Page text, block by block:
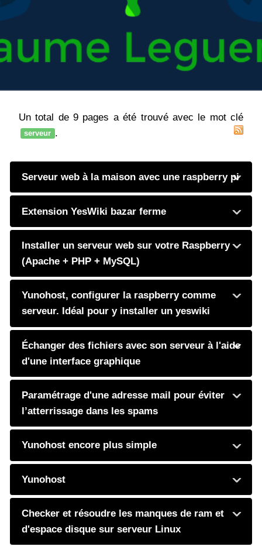
Un total de 9 pages a été trouvé avec le mot clé
serveur .
Serveur web à la maison avec une raspberry pi
Extension YesWiki bazar ferme
Installer un serveur web sur votre Raspberry
(Apache + PHP + MySQL)
Yunohost, configurer la raspberry comme
serveur. Idéal pour y installer un yeswiki
Échanger des fichiers avec son serveur à l'aide
d'une interface graphique
Paramétrage d'une adresse mail pour éviter
l’atterrissage dans les spams
Yunohost encore plus simple
Yunohost
Checker et résoudre les manques de ram et
d'espace disque sur serveur Linux